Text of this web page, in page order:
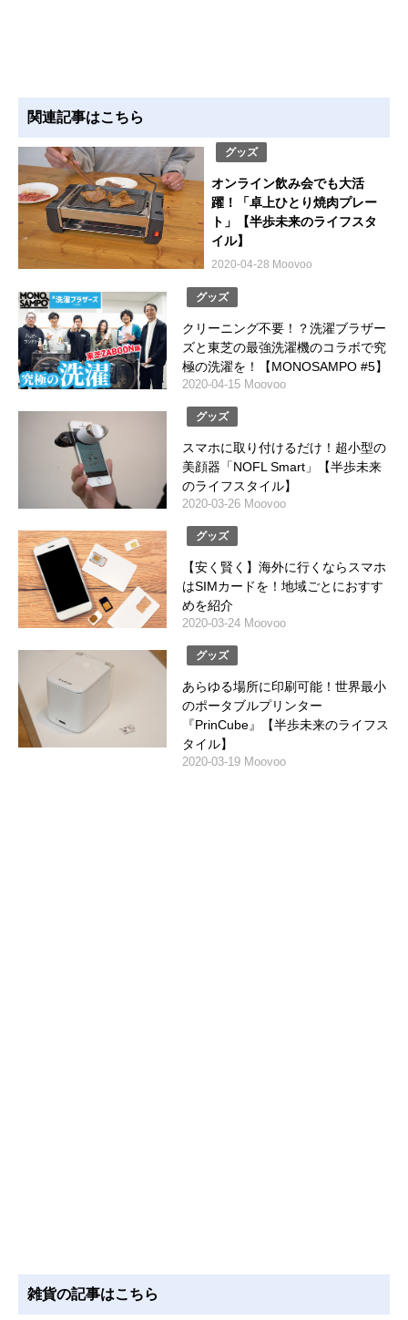
関連記事はこちら
グッズ
オンライン飲み会でも大活
躍！「卓上ひとり焼肉プレー
ト」【半歩未来のライフスタ
イル】
2020-04-28 Moovoo
グッズ
クリーニング不要！？洗濯ブラザー
ズと東芝の最強洗濯機のコラボで究
極の洗濯を！【MONOSAMPO #5】
2020-04-15 Moovoo
グッズ
スマホに取り付けるだけ！超小型の
美顔器「NOFL Smart」【半歩未来
のライフスタイル】
2020-03-26 Moovoo
グッズ
【安く賢く】海外に行くならスマホ
はSIMカードを！地域ごとにおすす
めを紹介
2020-03-24 Moovoo
グッズ
あらゆる場所に印刷可能！世界最小
のポータブルプリンター
『PrinCube』【半歩未来のライフス
タイル】
2020-03-19 Moovoo
雑貨の記事はこちら